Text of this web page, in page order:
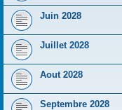
Juin 2028
Juillet 2028
Aout 2028
Septembre 2028